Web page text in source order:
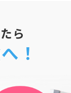
ら
！